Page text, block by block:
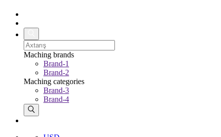
Maching brands
Brand-1
Brand-2
Maching categories
Brand-3
Brand-4